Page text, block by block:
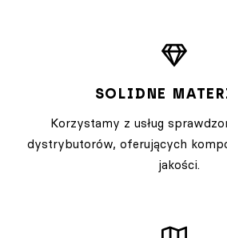
SOLIDNE
Korzystamy z usług
dystrybutorów, oferujących
jakości.